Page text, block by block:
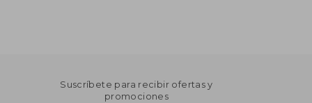
Suscríbete para recibir ofertas y
promociones